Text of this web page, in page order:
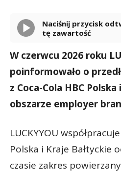
Naciśnij przycisk odtwarzania, aby odsłuchać
tę zawartość
W czerwcu 2026 roku
poinformowało o
z Coca-Cola HBC
obszarze employer
LUCKYYOU
Polska i Kraje Bałtyckie
czasie zakres